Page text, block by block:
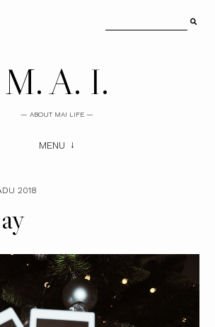
M. A. I.
— ABOUT MAI LIFE —
MENU
2018